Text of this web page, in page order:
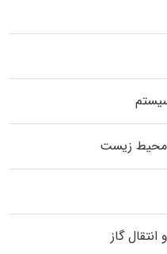
محیط زیست
گاز